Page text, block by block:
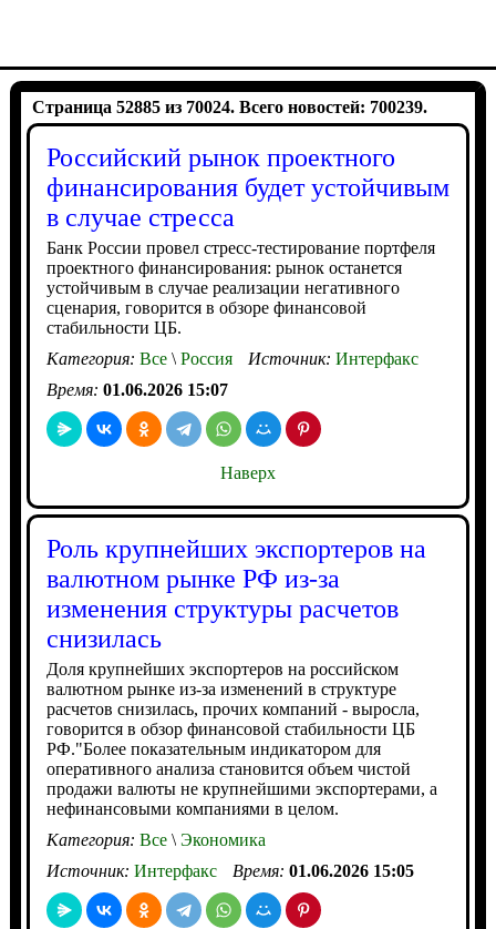
Страница 52885 из 70024. Всего новостей: 700239.
Российский рынок проектного
финансирования будет устойчивым
в случае стресса
Банк России провел стресс-тестирование портфеля
проектного финансирования: рынок останется
устойчивым в случае реализации негативного
сценария, говорится в обзоре финансовой
стабильности ЦБ.
Категория: Все\Россия Источник: Интерфакс
Время: 01.06.2026 15:07
Наверх
Роль крупнейших экспортеров на
валютном рынке РФ из-за
изменения структуры расчетов
снизилась
Доля крупнейших экспортеров на российском
валютном рынке из-за изменений в структуре
расчетов снизилась, прочих компаний - выросла,
говорится в обзор финансовой стабильности ЦБ
РФ."Более показательным индикатором для
оперативного анализа становится объем чистой
продажи валюты не крупнейшими экспортерами, а
нефинансовыми компаниями в целом.
Категория: Все\Экономика
Источник: Интерфакс Время: 01.06.2026 15:05